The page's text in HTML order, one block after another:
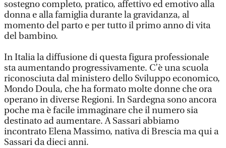
sostegno completo, pratico, affettivo ed emotivo alla
donna e alla famiglia durante la gravidanza, al
momento del parto e per tutto il primo anno di vita
del bambino.
In Italia la diffusione di questa figura professionale
sta aumentando progressivamente. C’è una scuola
riconosciuta dal ministero dello Sviluppo economico,
Mondo Doula, che ha formato molte donne che ora
operano in diverse Regioni. In Sardegna sono ancora
poche ma è facile immaginare che il numero sia
destinato ad aumentare. A Sassari abbiamo
incontrato Elena Massimo, nativa di Brescia ma qui a
Sassari da dieci anni.